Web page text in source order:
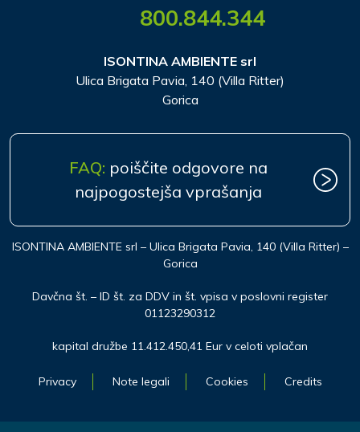
800.844.344
ISONTINA AMBIENTE srl
Ulica Brigata Pavia, 140 (Villa Ritter)
Gorica
FAQ: poiščite odgovore na
najpogostejša vprašanja
ISONTINA AMBIENTE srl – Ulica Brigata Pavia, 140 (Villa Ritter) –
Gorica
Davčna št. – ID št. za DDV in št. vpisa v poslovni register
01123290312
kapital družbe 11.412.450,41 Eur v celoti vplačan
Privacy Note legali Cookies Credits